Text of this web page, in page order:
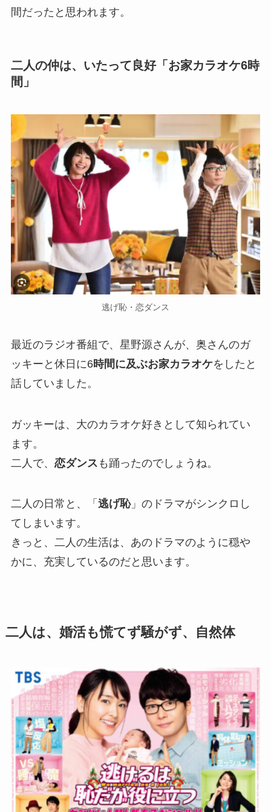
間だったと思われます。
二人の仲は、いたって良好「お家カラオケ6時
間」
逃げ恥・恋ダンス
最近のラジオ番組で、星野源さんが、奥さんのガ
ッキーと休日に6時間に及ぶお家カラオケをしたと
話していました。
ガッキーは、大のカラオケ好きとして知られてい
ます。
二人で、 恋ダンス も踊ったのでしょうね。
二人の日常と、「 逃げ恥」のドラマがシンクロし
てしまいます。
きっと、二人の生活は、あのドラマのように穏や
かに、充実しているのだと思います。
二人は、婚活も慌てず騒がず、自然体